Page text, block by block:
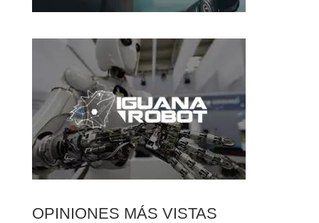
OPINIONES MÁS VISTAS